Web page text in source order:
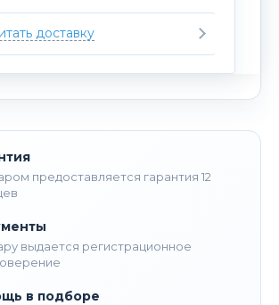
доставку
предоставляется гарантия 12
выдается регистрационное
в подборе